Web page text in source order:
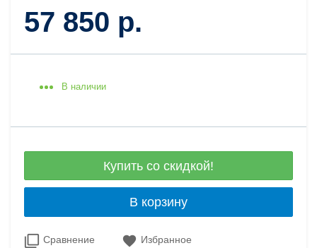
57 850 р.
В наличии
Купить со скидкой!
В корзину
Сравнение Избранное